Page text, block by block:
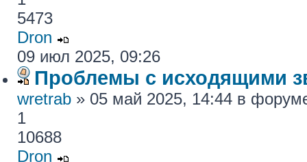
5473
Dron
09 июл 2025, 09:26
Проблемы с исходящими
wretrab » 05 май 2025, 14:44 в
1
10688
Dron